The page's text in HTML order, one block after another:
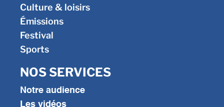
Culture & loisirs
Émissions
Festival
Sports
NOS SERVICES
Notre audience
Les vidéos